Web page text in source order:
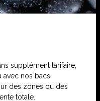
supplément tarifaire,
avec nos bacs.
des zones ou des
totale.